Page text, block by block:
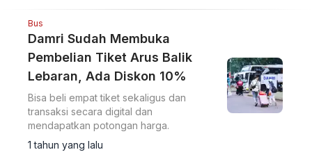
Bus
Damri Sudah Membuka
Pembelian Tiket Arus Balik
Lebaran, Ada Diskon 10%
Bisa beli empat tiket sekaligus dan
transaksi secara digital dan
mendapatkan potongan harga.
1 tahun yang lalu